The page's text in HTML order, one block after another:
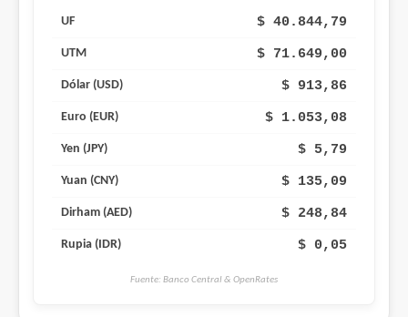
UF $ 40.844,79
UTM $ 71.649,00
Dólar (USD) $ 913,86
Euro (EUR) $ 1.053,08
Yen (JPY) $ 5,79
Yuan (CNY) $ 135,09
Dirham (AED) $ 248,84
Rupia (IDR) $ 0,05
Fuente: Banco Central & OpenRates